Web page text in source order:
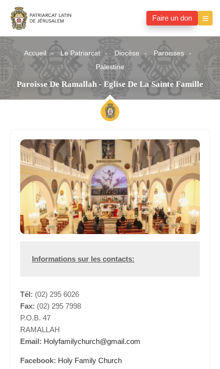
Faire un don
Accueil Le Patriarcat Diocèse
Paroisses
Palestine
Paroisse De Ramallah - Eglise De La Sainte Famille
Informations sur les contacts:
Tél:(02) 295 6026
Fax:(02) 295 7998
P.O.B. 47
RAMALLAH
Email:Holyfamilychurch@gmail.com
Facebook:Holy Family Church